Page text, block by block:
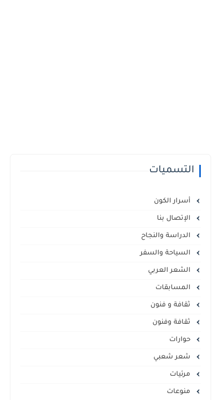
التسميات
أسرار الكون
الإتصال بنا
الدراسة والنجاح
السياحة والسفر
الشعر العربي
المسابقات
ثقافة و فنون
ثقافة وفنون
حوارات
شعر شعبي
مرئيات
منوعات